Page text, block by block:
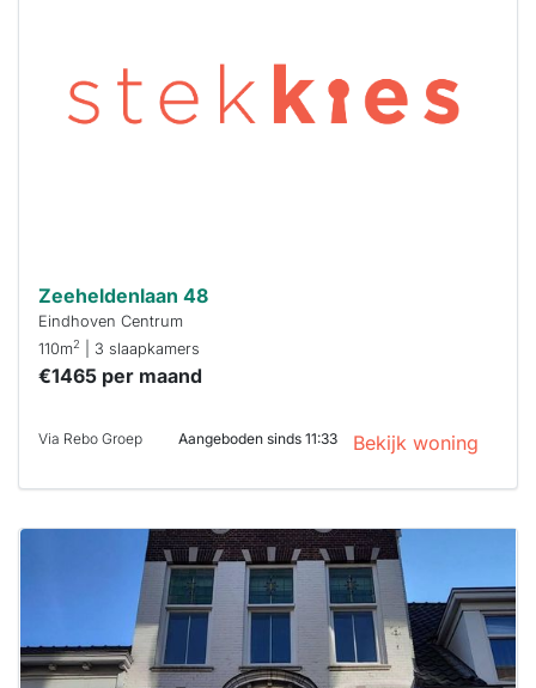
binnen 15
minuten
reageren.
Stekkies helpt
Zeeheldenlaan 48
Eindhoven Centrum
110m2 | 3 slaapkamers
€1465 per maand
Via Rebo Groep Aangeboden sinds 11:33 Bekijk woning
Deze woning
waarschijnlijk
al verhuurd
Om kans te
maken moet je
binnen 15
minuten